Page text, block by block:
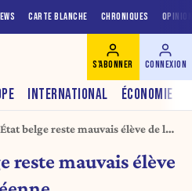
CARTE BLANCHE CHRONIQUES
INTERNATIONAL ÉCONOMIE
S'ABONNER CONNEXION
belge reste mauvais élève de la
reste mauvais élève